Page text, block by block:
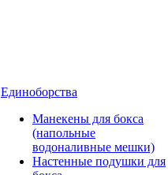
Единоборства
Манекены для бокса
(напольные
водоналивные мешки)
Настенные подушки для